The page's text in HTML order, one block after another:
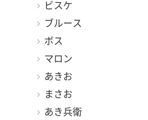
ビスケ
ブルース
ボス
マロン
あきお
まさお
あき兵衛